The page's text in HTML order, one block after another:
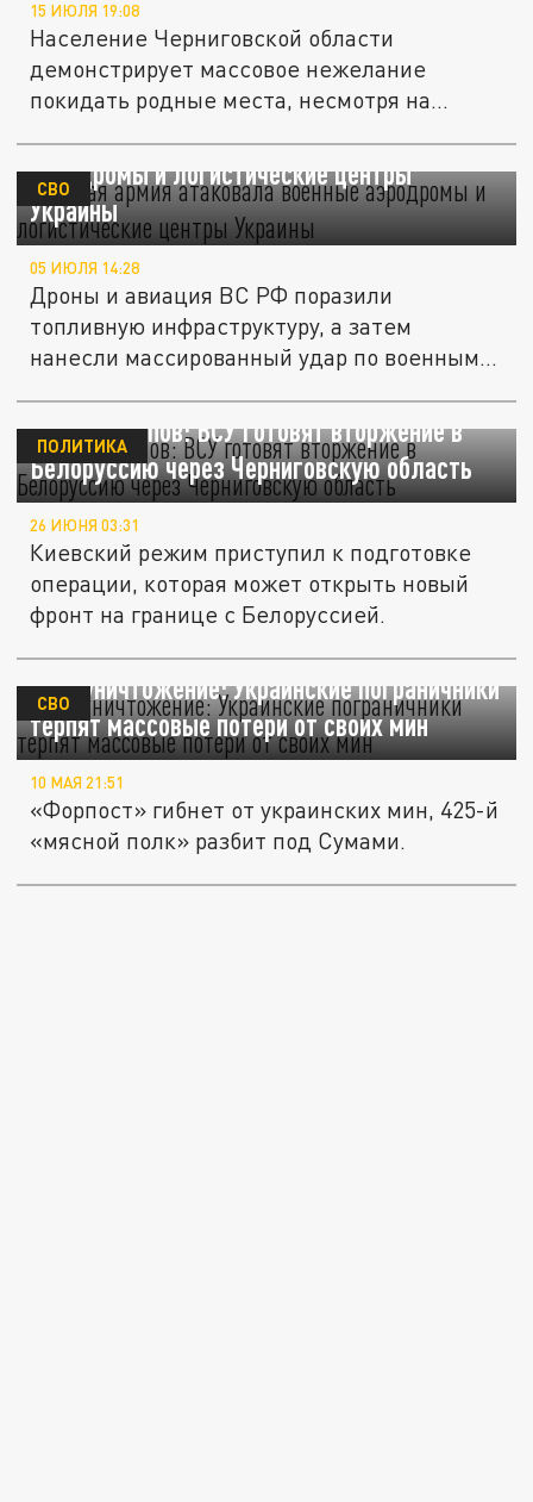
15 ИЮЛЯ 19:08
Население Черниговской области
демонстрирует массовое нежелание
покидать родные места, несмотря на
Русская армия атаковала военные
аэродромы и логистические центры
Украины
СВО
05 ИЮЛЯ 14:28
Дроны и авиация ВС РФ поразили
топливную инфраструктуру, а затем
нанесли массированный удар по военным...
Генерал Попов: ВСУ готовят вторжение в
Белоруссию через Черниговскую область
ПОЛИТИКА
26 ИЮНЯ 03:31
Киевский режим приступил к подготовке
операции, которая может открыть новый
фронт на границе с Белоруссией.
Самоуничтожение: Украинские пограничники
терпят массовые потери от своих мин
СВО
10 МАЯ 21:51
«Форпост» гибнет от украинских мин, 425-й
«мясной полк» разбит под Сумами.